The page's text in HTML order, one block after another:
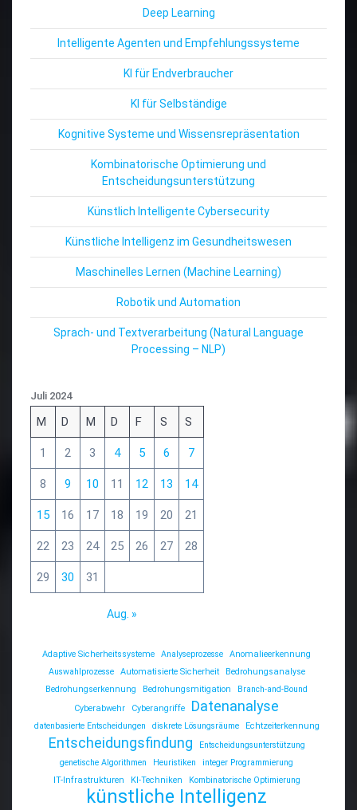
Deep Learning
Intelligente Agenten und Empfehlungssysteme
KI für Endverbraucher
KI für Selbständige
Kognitive Systeme und Wissensrepräsentation
Kombinatorische Optimierung und
Entscheidungsunterstützung
Künstlich Intelligente Cybersecurity
Künstliche Intelligenz im Gesundheitswesen
Maschinelles Lernen (Machine Learning)
Robotik und Automation
Sprach- und Textverarbeitung (Natural Language
Processing – NLP)
Juli 2024
M D M D F S S
1 2 3 4 5 6 7
8 9 10 11 12 13 14
15 16 17 18 19 20 21
22 23 24 25 26 27 28
29 30 31
Aug. »
Adaptive Sicherheitssysteme Analyseprozesse
Anomalieerkennung
Auswahlprozesse
Automatisierte Sicherheit
Bedrohungsanalyse
Bedrohungserkennung
Bedrohungsmitigation
Branch-and-Bound
Cyberabwehr
Cyberangriffe Datenanalyse
datenbasierte Entscheidungen diskrete Lösungsräume Echtzeiterkennung
Entscheidungsfindung
Entscheidungsunterstützung
genetische Algorithmen
Heuristiken
integer Programmierung
IT-Infrastrukturen
KI-Techniken Kombinatorische Optimierung
künstliche Intelligenz